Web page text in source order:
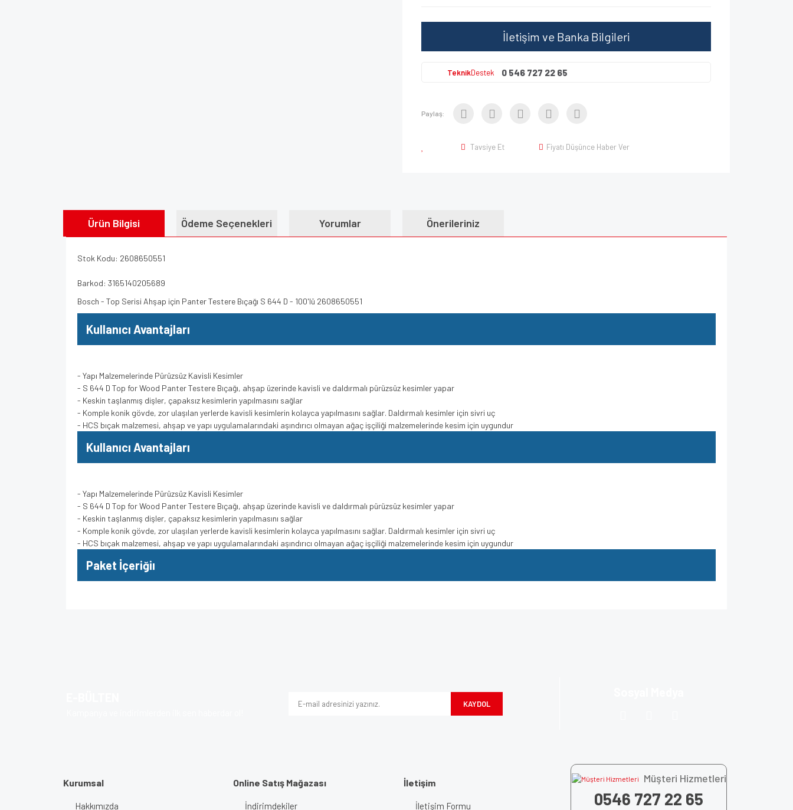
İletişim ve Banka Bilgileri
TeknikDestek 0 546 727 22 65
Paylaş:
Tavsiye Et Fiyatı Düşünce Haber Ver
Ürün Bilgisi Ödeme Seçenekleri Yorumlar Önerileriniz
Stok Kodu: 2608650551
Barkod: 3165140205689
Bosch - Top Serisi Ahşap için Panter Testere Bıçağı S 644 D - 100'lü 2608650551
Kullanıcı Avantajları
- Yapı Malzemelerinde Pürüzsüz Kavisli Kesimler
- S 644 D Top for Wood Panter Testere Bıçağı, ahşap üzerinde kavisli ve daldırmalı pürüzsüz kesimler yapar
- Keskin taşlanmış dişler, çapaksız kesimlerin yapılmasını sağlar
- Komple konik gövde, zor ulaşılan yerlerde kavisli kesimlerin kolayca yapılmasını sağlar. Daldırmalı kesimler için sivri uç
- HCS bıçak malzemesi, ahşap ve yapı uygulamalarındaki aşındırıcı olmayan ağaç işçiliği malzemelerinde kesim için uygundur
Kullanıcı Avantajları
- Yapı Malzemelerinde Pürüzsüz Kavisli Kesimler
- S 644 D Top for Wood Panter Testere Bıçağı, ahşap üzerinde kavisli ve daldırmalı pürüzsüz kesimler yapar
- Keskin taşlanmış dişler, çapaksız kesimlerin yapılmasını sağlar
- Komple konik gövde, zor ulaşılan yerlerde kavisli kesimlerin kolayca yapılmasını sağlar. Daldırmalı kesimler için sivri uç
- HCS bıçak malzemesi, ahşap ve yapı uygulamalarındaki aşındırıcı olmayan ağaç işçiliği malzemelerinde kesim için uygundur
Paket İçeriğiı
KAYDOL
Kurumsal
Hakkımızda
Online Satış Mağazası
İndirimdekiler
İletişim
İletişim Formu
Müşteri Hizmetleri
0546 727 22 65